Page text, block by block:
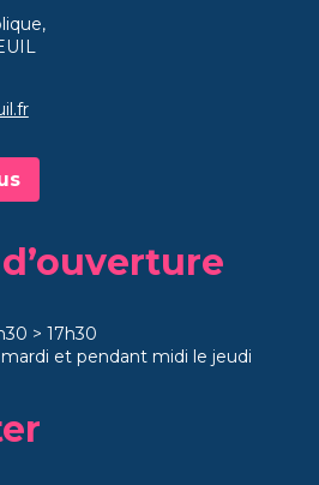
> 17h30
mardi et pendant midi le jeudi